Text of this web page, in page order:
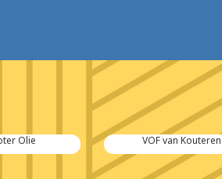
Olie VOF van Kouteren